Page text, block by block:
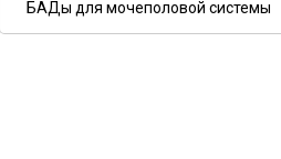
препаратов